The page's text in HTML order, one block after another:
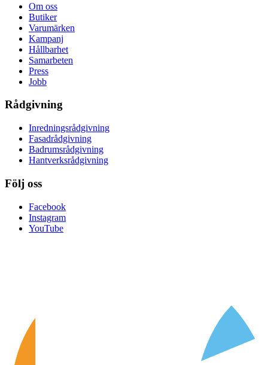
Om oss
Butiker
Varumärken
Kampanj
Hållbarhet
Samarbeten
Press
Jobb
Rådgivning
Inredningsrådgivning
Fasadrådgivning
Badrumsrådgivning
Hantverksrådgivning
Följ oss
Facebook
Instagram
YouTube